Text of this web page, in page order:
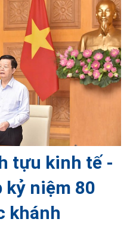
tựu kinh tế -
kỷ niệm 80
khánh